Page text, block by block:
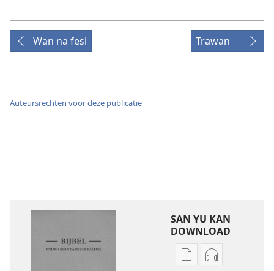
Wan na fesi Trawan
Auteursrechten voor deze publicatie
SAN YU KAN
DOWNLOAD
DownloadDifrenti